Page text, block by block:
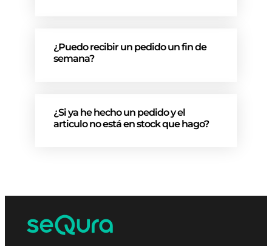
¿Puedo recibir un pedido un fin de
semana?
¿Si ya he hecho un pedido y el
articulo no está en stock que hago?